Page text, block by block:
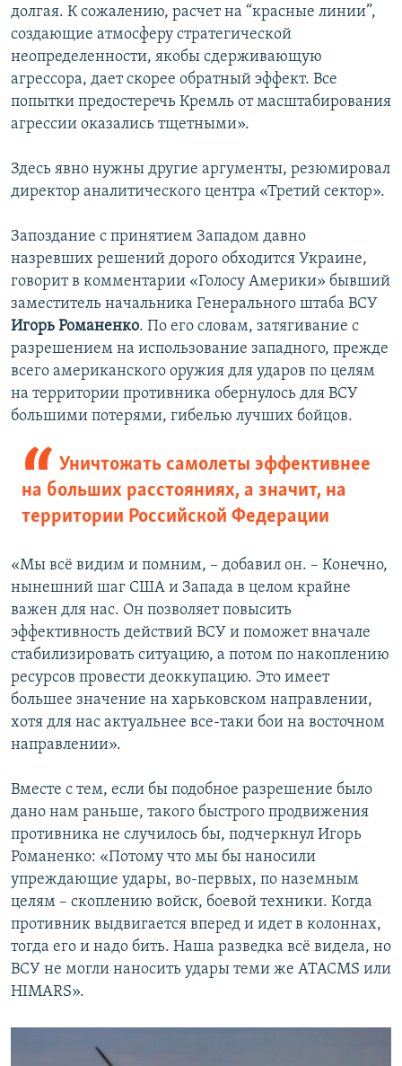
долгая. К сожалению, расчет на “красные линии”,
создающие атмосферу стратегической
неопределенности, якобы сдерживающую
агрессора, дает скорее обратный эффект. Все
попытки предостеречь Кремль от масштабирования
агрессии оказались тщетными».
Здесь явно нужны другие аргументы, резюмировал
директор аналитического центра «Третий сектор».
Запоздание с принятием Западом давно
назревших решений дорого обходится Украине,
говорит в комментарии «Голосу Америки» бывший
заместитель начальника Генерального штаба ВСУ
Игорь Романенко. По его словам, затягивание с
разрешением на использование западного, прежде
всего американского оружия для ударов по целям
на территории противника обернулось для ВСУ
большими потерями, гибелью лучших бойцов.
Уничтожать самолеты эффективнее
на больших расстояниях, а значит, на
территории Российской Федерации
«Мы всё видим и помним, – добавил он. – Конечно,
нынешний шаг США и Запада в целом крайне
важен для нас. Он позволяет повысить
эффективность действий ВСУ и поможет вначале
стабилизировать ситуацию, а потом по накоплению
ресурсов провести деоккупацию. Это имеет
большее значение на харьковском направлении,
хотя для нас актуальнее все-таки бои на восточном
направлении».
Вместе с тем, если бы подобное разрешение было
дано нам раньше, такого быстрого продвижения
противника не случилось бы, подчеркнул Игорь
Романенко: «Потому что мы бы наносили
упреждающие удары, во-первых, по наземным
целям – скоплению войск, боевой техники. Когда
противник выдвигается вперед и идет в колоннах,
тогда его и надо бить. Наша разведка всё видела, но
ВСУ не могли наносить удары теми же ATACMS или
HIMARS».